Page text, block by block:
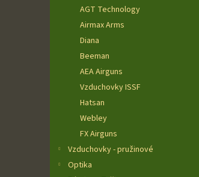
AGT Technology
Airmax Arms
Diana
Beeman
AEA Airguns
Vzduchovky ISSF
Hatsan
Webley
FX Airguns
Vzduchovky - pružinové
Optika